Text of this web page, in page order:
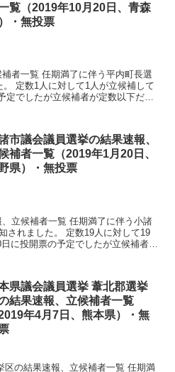
覧（2019年10月20日、青森
・無投票
者一覧 任期満了に伴う平内町長選
定数1人に対して1人が立候補して
定でしたが立候補者が定数以下だっ
市議会議員選挙の結果速報、
補者一覧（2019年1月20日、
県）・無投票
立候補者一覧 任期満了に伴う小諸
されました。 定数19人に対して19
に投開票の予定でしたが立候補者が
県議会議員選挙 葦北郡選挙
結果速報、立候補者一覧
2019年4月7日、熊本県）・無
区の結果速報、立候補者一覧 任期満